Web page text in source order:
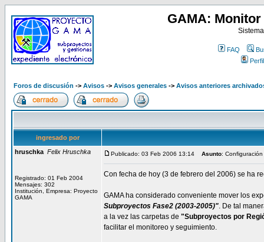
GAMA:
FAQ
Perfil
Foros de discusión -> Avisos -> Avisos generales -> Avisos anteriores
ingresado por
hruschka Felix Hruschka
Registrado: 01 Feb 2004
Mensajes: 302
Institución, Empresa: Proyecto
GAMA
Publicado: 03 Feb 2006 13:14 Asunto:
Con fecha de hoy (3 de febrero del 2006) se ha
GAMA ha considerado conveniente mover los
Subproyectos Fase2 (2003-2005)". De tal
a la vez las carpetas de "Subproyectos por
facilitar el monitoreo y seguimiento.